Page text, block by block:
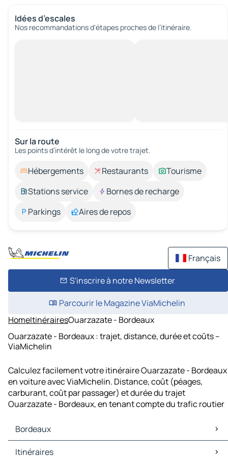
Idées d’escales
Nos recommandations d'étapes proches de l’itinéraire.
Sur la route
Les points d’intérêt le long de votre trajet.
Hébergements Restaurants
Tourisme
Stations service
Bornes de recharge
Parkings
Aires de repos
Français
S'inscrire à notre Newsletter
Parcourir le Magazine ViaMichelin
HomeItinérairesOuarzazate - Bordeaux
Ouarzazate - Bordeaux : trajet, distance, durée et coûts –
ViaMichelin
Calculez facilement votre itinéraire Ouarzazate - Bordeaux
en voiture avec ViaMichelin. Distance, coût (péages,
carburant, coût par passager) et durée du trajet
Ouarzazate - Bordeaux, en tenant compte du trafic routier
Bordeaux
Bordeaux Cartes et plans
Itinéraires